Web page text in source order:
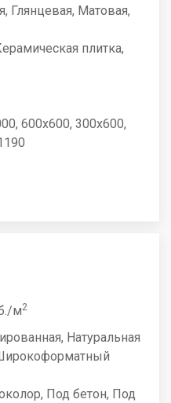
Глянцевая, Матовая,
плитка,
600x600, 300x600,
м2
Натуральная
Под бетон, Под